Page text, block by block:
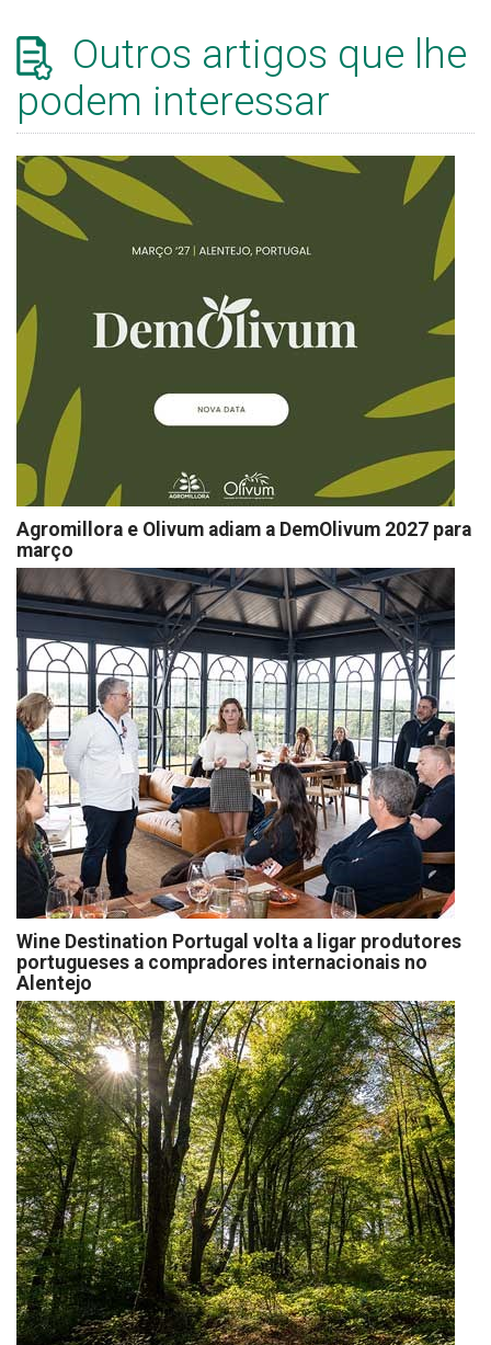
Outros artigos que lhe
podem interessar
Agromillora e Olivum adiam a DemOlivum 2027 para
março
Wine Destination Portugal volta a ligar produtores
portugueses a compradores internacionais no
Alentejo